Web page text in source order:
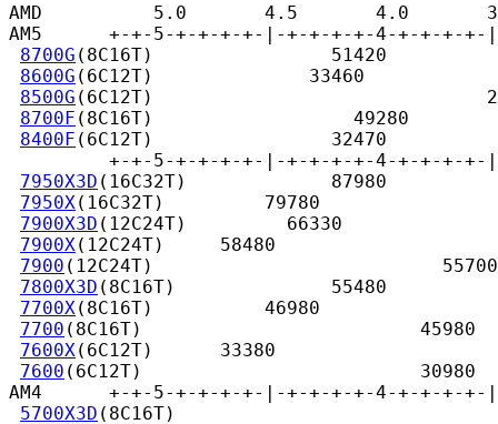
AMD          5.0       4.5       4.0
AM5      +-+-5-+-+-+-+-|-+-+-+-+-4-+-+-+-+-|-
8700G (8C16T)                51420
8600G (6C12T)              33460
8500G (6C12T)
8700F (8C16T)                  49280
8400F (6C12T)                32470
+-+-5-+-+-+-+-|-+-+-+-+-4-+-+-+-
7950X3D (16C32T)             87980
7950X (16C32T)         79780
7900X3D (12C24T)         66330
7900X (12C24T)     58480
7900 (12C24T)                          55700
7800X3D (8C16T)              55480
7700X (8C16T)          46980
7700 (8C16T)                         45980
7600X (6C12T)      33380
7600 (6C12T)                         30980
AM4      +-+-5-+-+-+-+-|-+-+-+-+-4-+-+-+-+-|-
5700X3D (8C16T)